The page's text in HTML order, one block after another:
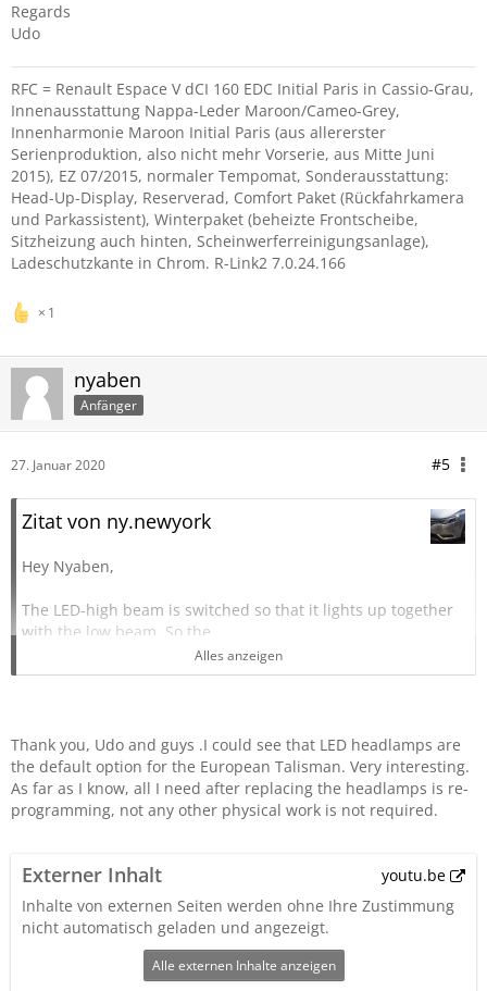
Regards
Udo
RFC = Renault Espace V dCI 160 EDC Initial Paris in Cassio-Grau,
Innenausstattung Nappa-Leder Maroon/Cameo-Grey,
Innenharmonie Maroon Initial Paris (aus allererster
Serienproduktion, also nicht mehr Vorserie, aus Mitte Juni
2015), EZ 07/2015, normaler Tempomat, Sonderausstattung:
Head-Up-Display, Reserverad, Comfort Paket (Rückfahrkamera
und Parkassistent), Winterpaket (beheizte Frontscheibe,
Sitzheizung auch hinten, Scheinwerferreinigungsanlage),
Ladeschutzkante in Chrom. R-Link2 7.0.24.166
1
nyaben
Anfänger
27. Januar 2020 #5
Zitat von ny.newyork
Hey Nyaben,
The LED-high beam is switched so that it lights up together
with the low beam. So the
corresponding control unit must be reprogrammed
accordingly or the cabling is different. Unfortunately, I do
Does the flasher works?
Regards
Udo
Alles anzeigen
Thank you, Udo and guys .I could see that LED headlamps are
the default option for the European Talisman. Very interesting.
As far as I know, all I need after replacing the headlamps is re-
programming, not any other physical work is not required.
Externer Inhalt
youtu.be
Inhalte von externen Seiten werden ohne Ihre Zustimmung
nicht automatisch geladen und angezeigt.
Alle externen Inhalte anzeigen